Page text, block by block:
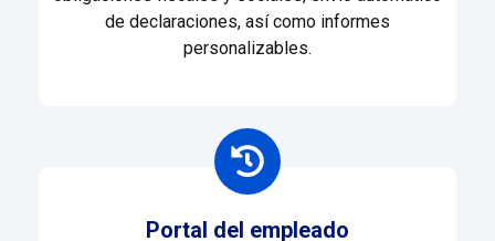
de declaraciones, así como informes
personalizables.
Portal del empleado